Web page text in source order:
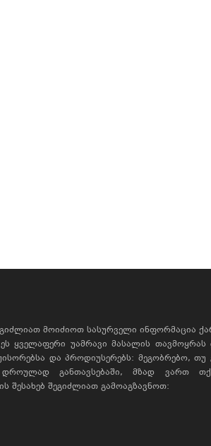
მოიძიოთ სასურველი ინფორმაცია
ყველაფერი უამრავი მასალის თავმოყრას
და პროდიუსერებს: მეგობრებო, თუ
განთავსებაში, მზად ვართ
შეგიძლიათ გამოაგზავნოთ: